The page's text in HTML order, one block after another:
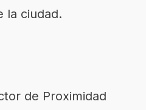
la ciudad.
de Proximidad